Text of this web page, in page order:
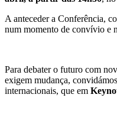
A anteceder a Conferência,
num momento de convívio e
Para debater o futuro com
exigem mudança,
internacionais, que em